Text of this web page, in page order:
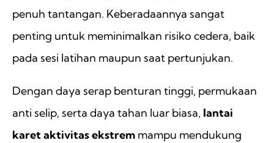
penuh tantangan. Keberadaannya sangat
penting untuk meminimalkan risiko cedera, baik
pada sesi latihan maupun saat pertunjukan.
Dengan daya serap benturan tinggi, permukaan
anti selip, serta daya tahan luar biasa, lantai
karet aktivitas ekstrem mampu mendukung